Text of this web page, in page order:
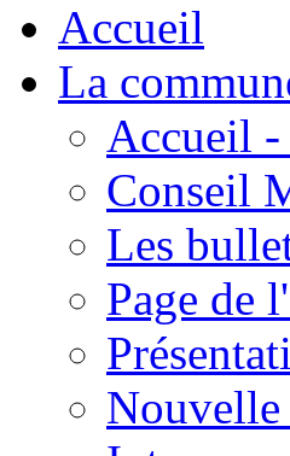
Accueil
La
Accueil -
Conseil
Les
Page de
Nouvelle